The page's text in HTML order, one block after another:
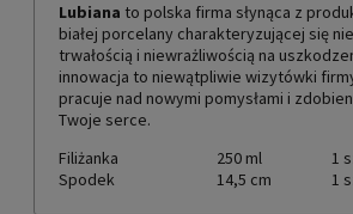
Lubiana to polska firma słynąca z
białej porcelany charakteryzującej się
trwałością i niewrażliwością na
innowacja to niewątpliwie wizytówki
pracuje nad nowymi pomysłami i
Twoje serce.
Filiżanka
250 ml
1
Spodek
14,5 cm 1